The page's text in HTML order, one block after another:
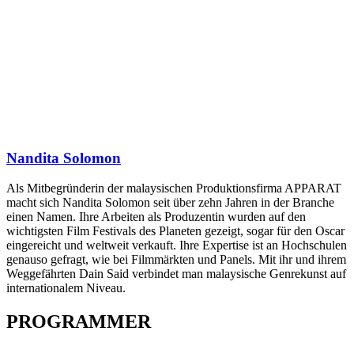
Nandita Solomon
Als Mitbegründerin der malaysischen Produktionsfirma APPARAT
macht sich Nandita Solomon seit über zehn Jahren in der Branche
einen Namen. Ihre Arbeiten als Produzentin wurden auf den
wichtigsten Film Festivals des Planeten gezeigt, sogar für den Oscar
eingereicht und weltweit verkauft. Ihre Expertise ist an Hochschulen
genauso gefragt, wie bei Filmmärkten und Panels. Mit ihr und ihrem
Weggefährten Dain Said verbindet man malaysische Genrekunst auf
internationalem Niveau.
PROGRAMMER